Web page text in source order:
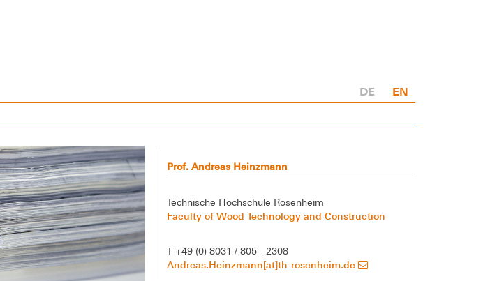
DE EN
Prof. Andreas Heinzmann
Technische Hochschule Rosenheim
Faculty of Wood Technology and Construction
T +49 (0) 8031 / 805 - 2308
Andreas.Heinzmann[at]th-rosenheim.de